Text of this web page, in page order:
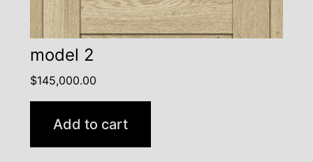
model 2
$145,000.00
Add to cart